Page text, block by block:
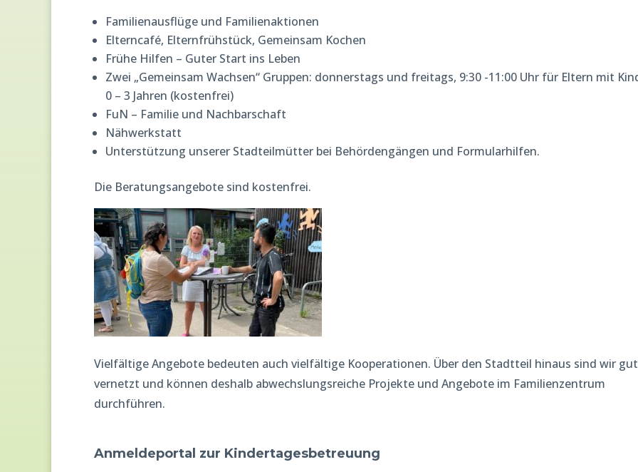
Familienausflüge und Familienaktionen
Elterncafé, Elternfrühstück, Gemeinsam Kochen
Frühe Hilfen – Guter Start ins Leben
Zwei „Gemeinsam Wachsen“ Gruppen: donnerstags und freitags, 9:30 -11:00 Uhr für Eltern mit
0 – 3 Jahren (kostenfrei)
FuN – Familie und Nachbarschaft
Nähwerkstatt
Unterstützung unserer Stadteilmütter bei Behördengängen und Formularhilfen.
Die Beratungsangebote sind kostenfrei.
Vielfältige Angebote bedeuten auch vielfältige Kooperationen. Über den Stadtteil hinaus sind wir gut
vernetzt und können deshalb abwechslungsreiche Projekte und Angebote im Familienzentrum
durchführen.
Anmeldeportal zur Kindertagesbetreuung